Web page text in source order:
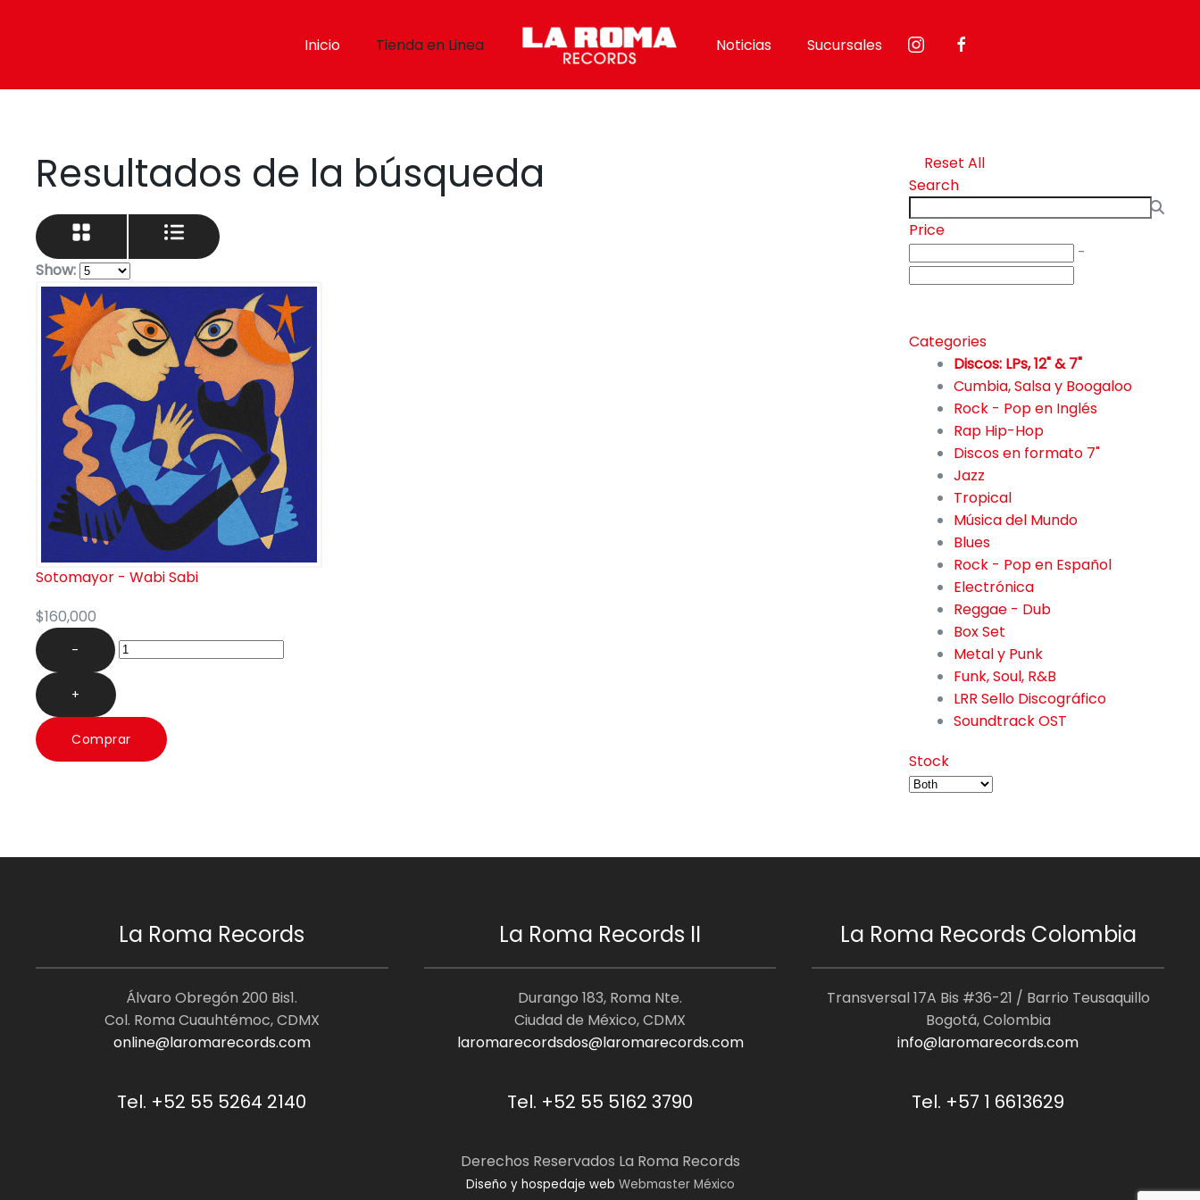
Inicio Tienda en Linea Noticias Sucursales
Resultados de la búsqueda
Show:
Sotomayor - Wabi Sabi
$160,000
-
+
Reset All
Search
Price
-
Categories
Discos: LPs, 12" & 7"
Cumbia, Salsa y Boogaloo
Rock - Pop en Inglés
Rap Hip-Hop
Discos en formato 7"
Jazz
Tropical
Música del Mundo
Blues
Rock - Pop en Español
Electrónica
Reggae - Dub
Box Set
Metal y Punk
Funk, Soul, R&B
LRR Sello Discográfico
Soundtrack OST
Stock
La Roma Records
Álvaro Obregón 200 Bis1.
Col. Roma Cuauhtémoc, CDMX
online@laromarecords.com
Tel. +52 55 5264 2140
La Roma Records II
Durango 183, Roma Nte.
Ciudad de México, CDMX
laromarecordsdos@laromarecords.com
Tel. +52 55 5162 3790
La Roma Records Colombia
Transversal 17A Bis #36-21 / Barrio Teusaquillo
Bogotá, Colombia
info@laromarecords.com
Tel. +57 1 6613629
Derechos Reservados La Roma Records
Diseño y hospedaje web Webmaster México